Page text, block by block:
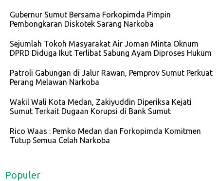
Gubernur Sumut Bersama Forkopimda Pimpin
Pembongkaran Diskotek Sarang Narkoba
Sejumlah Tokoh Masyarakat Air Joman Minta Oknum
DPRD Diduga Ikut Terlibat Sabung Ayam Diproses Hukum
Patroli Gabungan di Jalur Rawan, Pemprov Sumut Perkuat
Perang Melawan Narkoba
Wakil Wali Kota Medan, Zakiyuddin Diperiksa Kejati
Sumut Terkait Dugaan Korupsi di Bank Sumut
Rico Waas : Pemko Medan dan Forkopimda Komitmen
Tutup Semua Celah Narkoba
Populer